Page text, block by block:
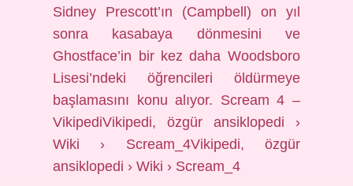
Sidney Prescott’ın (Campbell) on yıl
sonra kasabaya dönmesini ve
Ghostface’in bir kez daha Woodsboro
Lisesi’ndeki öğrencileri öldürmeye
başlamasını konu alıyor. Scream 4 –
VikipediVikipedi, özgür ansiklopedi ›
Wiki › Scream_4Vikipedi, özgür
ansiklopedi › Wiki › Scream_4